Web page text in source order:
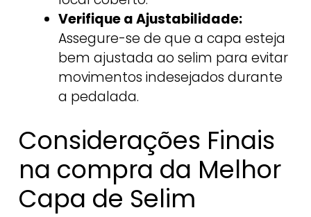
Verifique a Ajustabilidade:
Assegure-se de que a capa esteja
bem ajustada ao selim para evitar
movimentos indesejados durante
a pedalada.
Considerações Finais
na compra da Melhor
Capa de Selim